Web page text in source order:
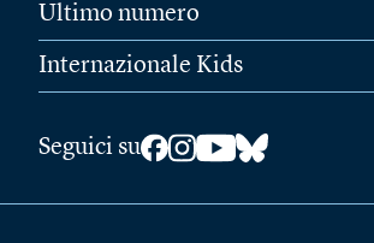
Ultimo numero
Internazionale Kids
Seguici su